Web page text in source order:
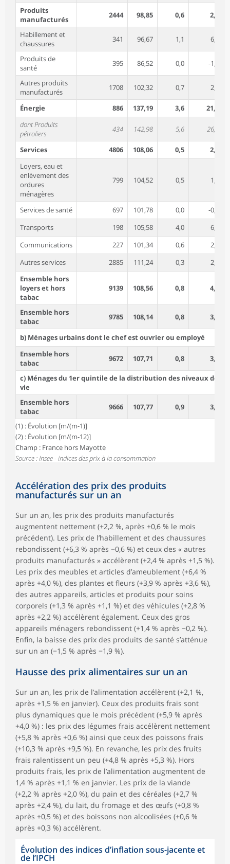
Produits
manufacturés
2444 98,85 0,6 2,2
Habillement et
chaussures
341 96,67 1,1 6,3
Produits de
santé
395 86,52 0,0 -1,5
Autres produits
manufacturés
1708 102,32 0,7 2,4
Énergie 886 137,19 3,6
21,1
dont Produits
pétroliers
434 142,98 5,6 26,9
Services 4806 108,06 0,5
2,2
Loyers, eau et
enlèvement des
ordures
ménagères
799 104,52 0,5 1,8
Services de santé 697 101,78 0,0
-0,9
Transports
198 105,58 4,0
6,1
Communications
227 101,34 0,6
2,3
Autres services
2885 111,24 0,3
2,9
Ensemble hors
loyers et hors
tabac
9139 108,56 0,8 4,0
Ensemble hors
tabac
9785 108,14 0,8 3,7
b) Ménages urbains dont le chef est ouvrier ou employé
Ensemble hors
tabac
9672 107,71 0,8 3,7
c) Ménages du 1er quintile de la distribution des niveaux de
vie
Ensemble hors
tabac
9666 107,77 0,9 3,9
(1) : Évolution [m/(m-1)]
(2) : Évolution [m/(m-12)]
Champ : France hors Mayotte
Source : Insee - indices des prix à la consommation
Accélération des prix des produits
manufacturés sur un an
Sur un an, les prix des produits manufacturés
augmentent nettement (+2,2 %, après +0,6 % le mois
précédent). Les prix de l’habillement et des chaussures
rebondissent (+6,3 % après −0,6 %) et ceux des « autres
produits manufacturés » accélèrent (+2,4 % après +1,5 %).
Les prix des meubles et articles d’ameublement (+6,4 %
après +4,0 %), des plantes et fleurs (+3,9 % après +3,6 %),
des autres appareils, articles et produits pour soins
corporels (+1,3 % après +1,1 %) et des véhicules (+2,8 %
après +2,2 %) accélèrent également. Ceux des gros
appareils ménagers rebondissent (+1,4 % après −0,2 %).
Enfin, la baisse des prix des produits de santé s’atténue
sur un an (−1,5 % après −1,9 %).
Hausse des prix alimentaires sur un an
Sur un an, les prix de l’alimentation accélèrent (+2,1 %,
après +1,5 % en janvier). Ceux des produits frais sont
plus dynamiques que le mois précédent (+5,9 % après
+4,0 %) : les prix des légumes frais accélèrent nettement
(+5,8 % après +0,6 %) ainsi que ceux des poissons frais
(+10,3 % après +9,5 %). En revanche, les prix des fruits
frais ralentissent un peu (+4,8 % après +5,3 %). Hors
produits frais, les prix de l’alimentation augmentent de
1,4 % après +1,1 % en janvier. Les prix de la viande
(+2,2 % après +2,0 %), du pain et des céréales (+2,7 %
après +2,4 %), du lait, du fromage et des œufs (+0,8 %
après +0,5 %) et des boissons non alcoolisées (+0,6 %
après +0,3 %) accélèrent.
Évolution des indices d’inflation sous-jacente et
de l’IPCH